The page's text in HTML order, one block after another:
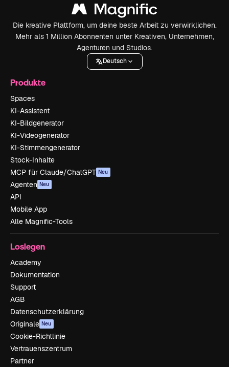
Die kreative Plattform, um deine beste Arbeit zu verwirklichen.
Mehr als 1 Million Abonnenten unter Kreativen, Unternehmen,
Agenturen und Studios.
Deutsch
Produkte
Spaces
KI-Assistent
KI-Bildgenerator
KI-Videogenerator
KI-Stimmengenerator
Stock-Inhalte
MCP für Claude/ChatGPT Neu
Agenten Neu
API
Mobile App
Alle Magnific-Tools
Loslegen
Academy
Dokumentation
Support
AGB
Datenschutzerklärung
Originale Neu
Cookie-Richtlinie
Vertrauenszentrum
Partner